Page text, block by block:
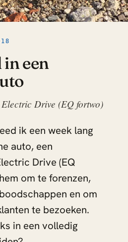
in een
Drive (EQ fortwo)
ik een week lang
auto, een
Drive (EQ
om te forenzen,
en om
te bezoeken.
in een volledig